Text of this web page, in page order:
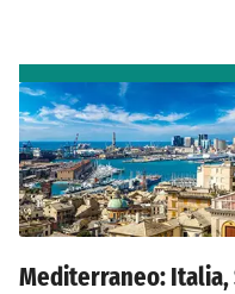
Mediterraneo: Italia,